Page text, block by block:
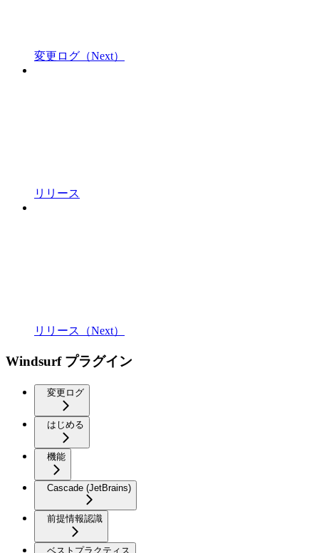
変更ログ（Next）
リリース
リリース（Next）
Windsurf プラグイン
変更ログ
はじめる
機能
Cascade (JetBrains)
前提情報認識
ベストプラクティス